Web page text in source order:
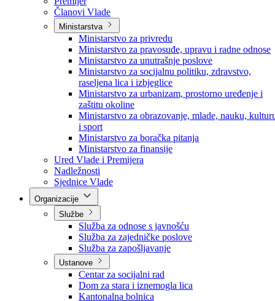
Vlada
Vlada BPK Goražde
Premijer
Članovi Vlade
Ministarstva
Ministarstvo za privredu
Ministarstvo za pravosuđe, upravu i radne odnose
Ministarstvo za unutrašnje poslove
Ministarstvo za socijalnu politiku, zdravstvo,
raseljena lica i izbjeglice
Ministarstvo za urbanizam, prostorno uređenje i
zaštitu okoline
Ministarstvo za obrazovanje, mlade, nauku,
i sport
Ministarstvo za boračka pitanja
Ministarstvo za finansije
Ured Vlade i Premijera
Nadležnosti
Sjednice Vlade
Službe
Služba za odnose s javnošću
Služba za zajedničke poslove
Služba za zapošljavanje
Ustanove